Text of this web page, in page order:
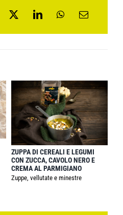
ZUPPA DI CEREALI E LEGUMI
CON ZUCCA, CAVOLO NERO E
CREMA AL PARMIGIANO
Zuppe, vellutate e minestre